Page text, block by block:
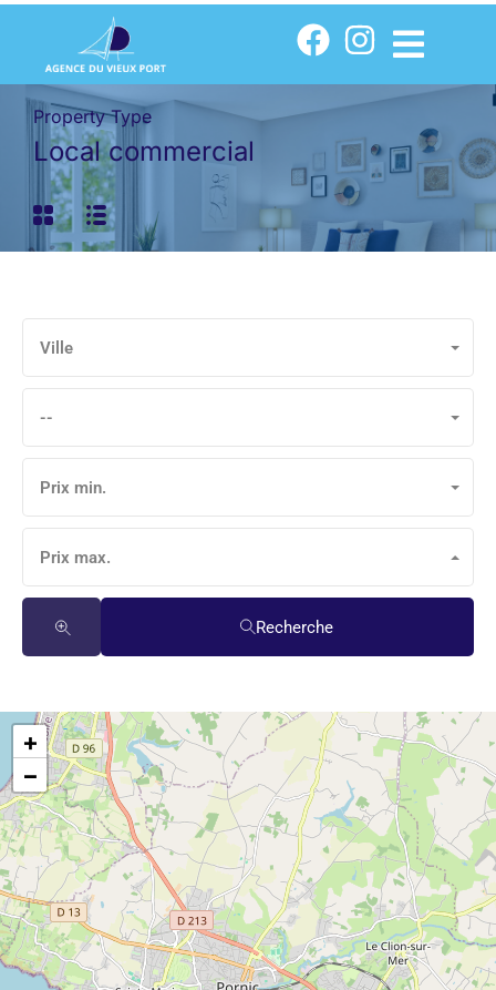
Property Type
Local commercial
Ville
--
Prix min.
Prix max.
Recherche
+
−